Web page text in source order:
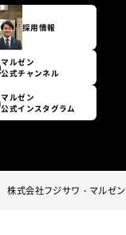
採用情報
マルゼン
公式チャンネル
マルゼン
公式インスタグラム
株式会社フジサワ・マルゼン